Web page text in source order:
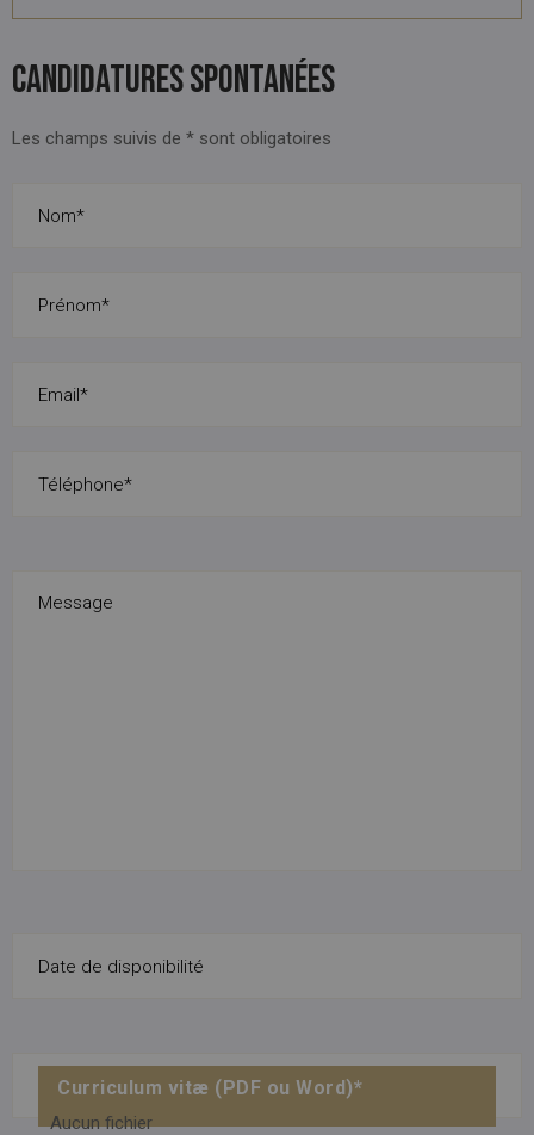
Candidatures spontanées
Les champs suivis de * sont obligatoires
Curriculum vitæ (PDF ou Word)*
Aucun fichier